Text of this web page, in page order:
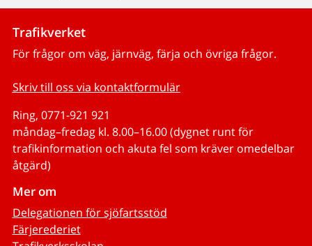
Trafikverket
För frågor om väg, järnväg, färja och övriga frågor.
Skriv till oss via kontaktformulär
Ring, 0771-921 921
måndag–fredag kl. 8.00–16.00 (dygnet runt för
trafikinformation och akuta fel som kräver omedelbar
åtgärd)
Mer om
Delegationen för sjöfartsstöd
Färjerederiet